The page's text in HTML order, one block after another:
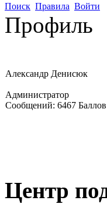
Поиск Правила Войти
Профиль
Александр Денисюк
Администратор
Сообщений: 6467
Центр